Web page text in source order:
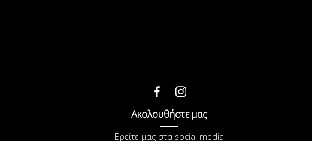
Ακολουθήστε μας
Βρείτε μας στα social media